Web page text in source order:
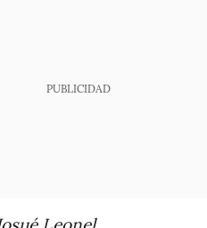
PUBLICIDAD